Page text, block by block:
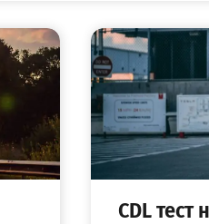
CDL